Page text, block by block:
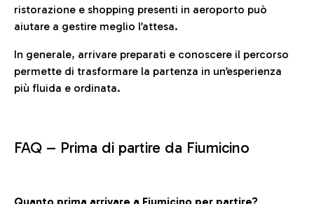
ristorazione e shopping presenti in aeroporto può
aiutare a gestire meglio l’attesa.
In generale, arrivare preparati e conoscere il percorso
permette di trasformare la partenza in un’esperienza
più fluida e ordinata.
FAQ – Prima di partire da Fiumicino